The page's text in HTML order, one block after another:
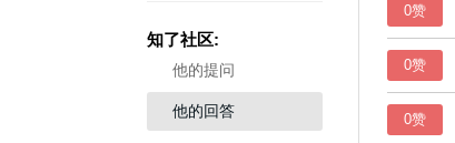
知了社区:
他的提问
他的回答
0赞
0赞
0赞